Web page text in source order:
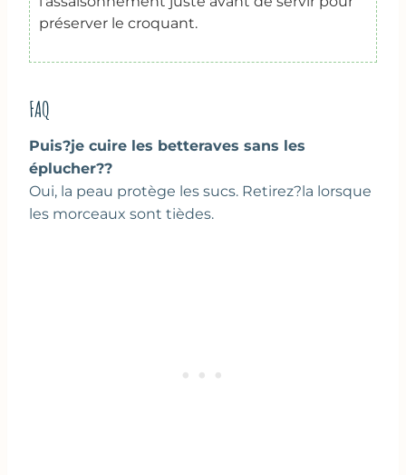
préserver le croquant.
FAQ
Puis?je cuire les betteraves sans les
éplucher??
Oui, la peau protège les sucs. Retirez?la lorsque
les morceaux sont tièdes.